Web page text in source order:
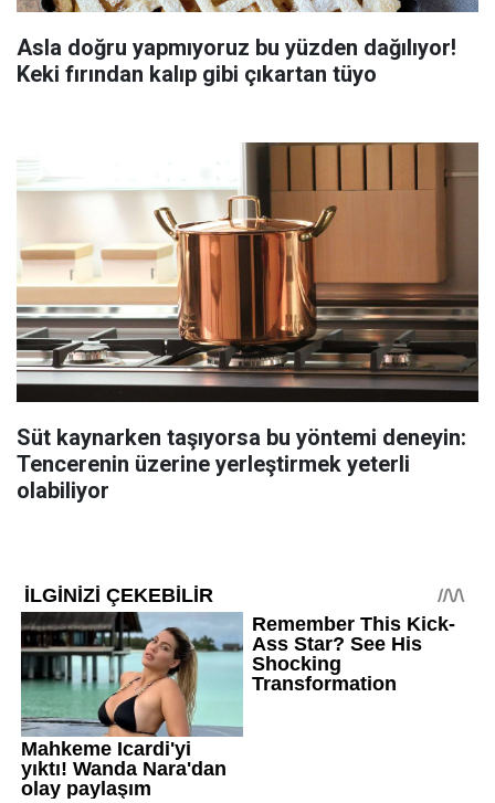
Asla doğru yapmıyoruz bu yüzden dağılıyor!
Keki fırından kalıp gibi çıkartan tüyo
Süt kaynarken taşıyorsa bu yöntemi deneyin:
Tencerenin üzerine yerleştirmek yeterli
olabiliyor